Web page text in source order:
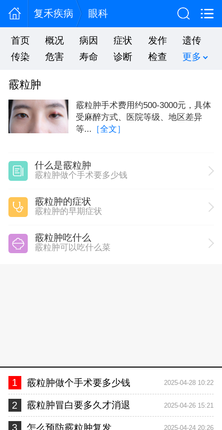
复禾疾病 眼科
首页 概况 病因 症状 发作
遗传
传染
危害 寿命 诊断 检查 更多
霰粒肿
霰粒肿手术费用约500-3000元，具体
受麻醉方式、医院等级、地区差异
等... ［全文］
什么是霰粒肿
霰粒肿做个手术要多少钱
霰粒肿的症状
霰粒肿的早期症状
霰粒肿吃什么
霰粒肿可以吃什么菜
1 霰粒肿做个手术要多少钱 2025-04-28 10:22
2 霰粒肿冒白要多久才消退 2025-04-26 15:21
3 怎么预防霰粒肿复发 2025-04-24 20:26